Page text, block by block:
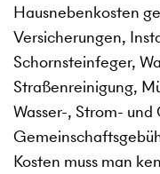
Hausnebenkosten
Versicherungen,
Schornsteinfeger,
Straßenreinigung,
Wasser-, Strom-
Kosten muss man